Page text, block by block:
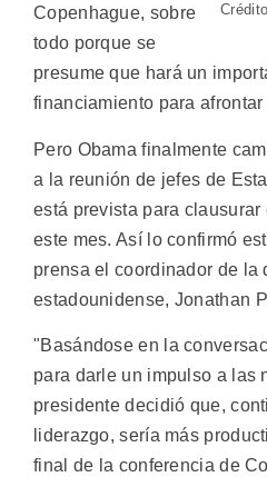
Copenhague, sobre
todo porque se
presume que hará un
financiamiento para
Pero Obama finalmente
a la reunión de jefes de
está prevista para
este mes. Así lo confirmó
prensa el coordinador de la
estadounidense, Jonathan
"Basándose en la
para darle un impulso a las
presidente decidió que,
liderazgo, sería más
final de la conferencia de